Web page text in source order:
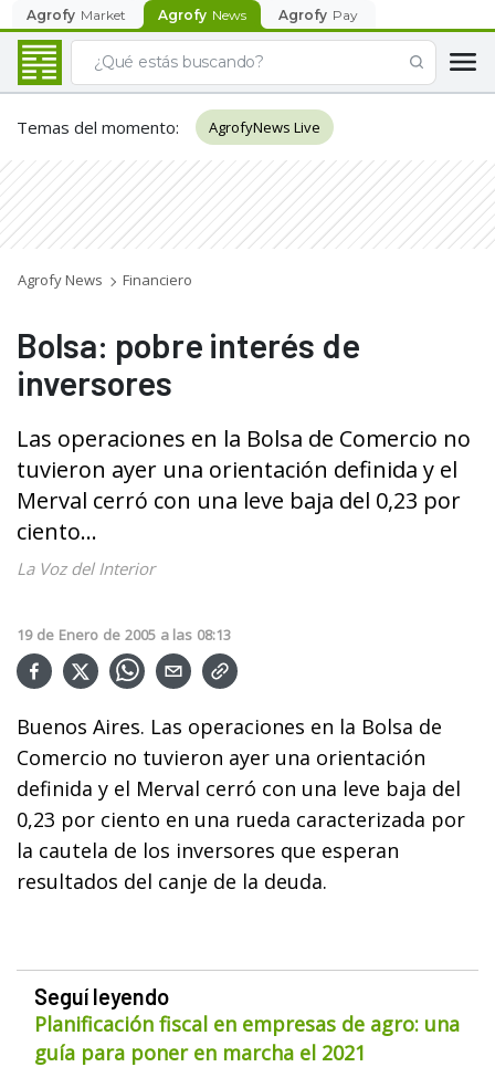
Agrofy Market Agrofy News Agrofy Pay
Temas del momento: AgrofyNews Live
Agrofy News Financiero
Bolsa: pobre interés de
inversores
Las operaciones en la Bolsa de Comercio no
tuvieron ayer una orientación definida y el
Merval cerró con una leve baja del 0,23 por
ciento...
La Voz del Interior
19 de Enero de 2005 a las 08:13
Buenos Aires. Las operaciones en la Bolsa de
Comercio no tuvieron ayer una orientación
definida y el Merval cerró con una leve baja del
0,23 por ciento en una rueda caracterizada por
la cautela de los inversores que esperan
resultados del canje de la deuda.
Seguí leyendo
Planificación fiscal en empresas de agro: una
guía para poner en marcha el 2021